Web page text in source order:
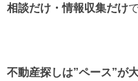
相談だけ・情報収集だけ
不動産探しは”ペース”が